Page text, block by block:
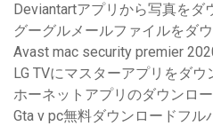
Deviantartアプリから写真をダ
グーグルメールファイルをダ
Avast mac security premier
LG TVにマスターアプリをダウ
ホーネットアプリのダウンロ
Gta v pc無料ダウンロードフル